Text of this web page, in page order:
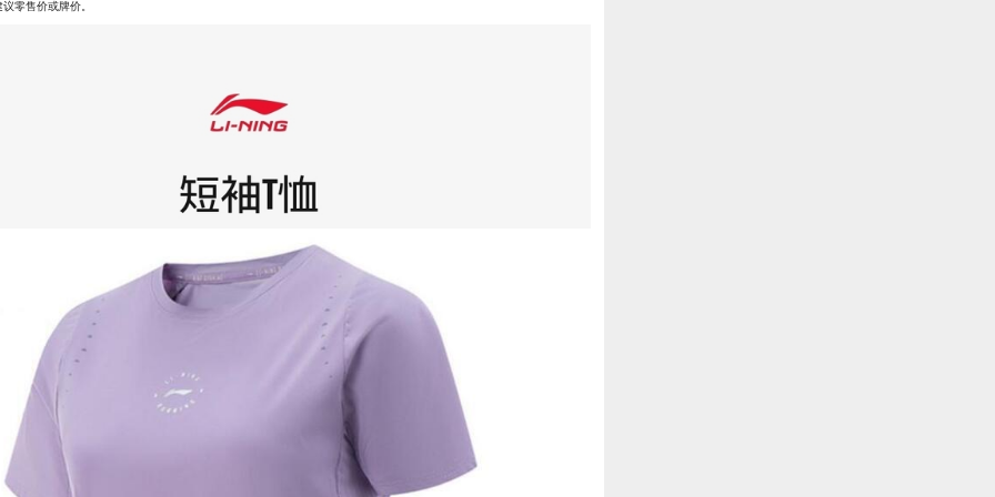
零售价或牌价。